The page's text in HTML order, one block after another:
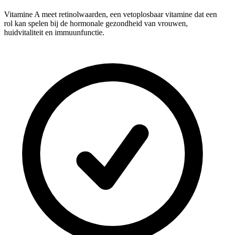
Vitamine A meet retinolwaarden, een vetoplosbaar vitamine dat een
rol kan spelen bij de hormonale gezondheid van vrouwen,
huidvitaliteit en immuunfunctie.